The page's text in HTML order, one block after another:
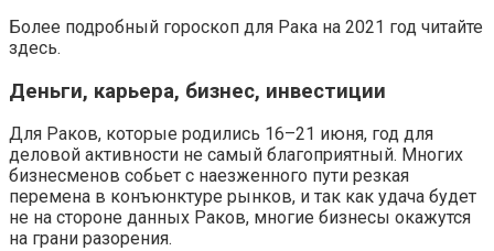
Более подробный гороскоп для Рака на 2021 год читайте
здесь.
Деньги, карьера, бизнес, инвестиции
Для Раков, которые родились 16–21 июня, год для
деловой активности не самый благоприятный. Многих
бизнесменов собьет с наезженного пути резкая
перемена в конъюнктуре рынков, и так как удача будет
не на стороне данных Раков, многие бизнесы окажутся
на грани разорения.